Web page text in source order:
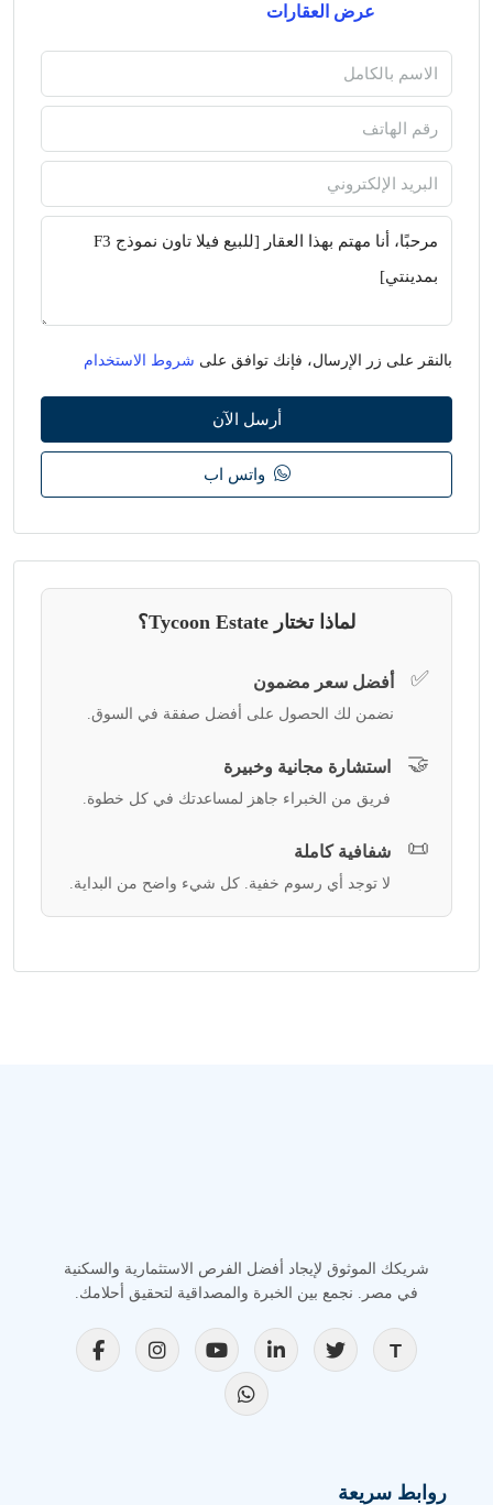
عرض العقارات
بالنقر على زر الإرسال، فإنك توافق على شروط الاستخدام
أرسل الآن
واتس اب
لماذا تختار Tycoon Estate؟
✅ أفضل سعر مضمون
نضمن لك الحصول على أفضل صفقة في السوق.
🤝 استشارة مجانية وخبيرة
فريق من الخبراء جاهز لمساعدتك في كل خطوة.
📜 شفافية كاملة
لا توجد أي رسوم خفية. كل شيء واضح من البداية.
شريكك الموثوق لإيجاد أفضل الفرص الاستثمارية والسكنية
في مصر. نجمع بين الخبرة والمصداقية لتحقيق أحلامك.
روابط سريعة